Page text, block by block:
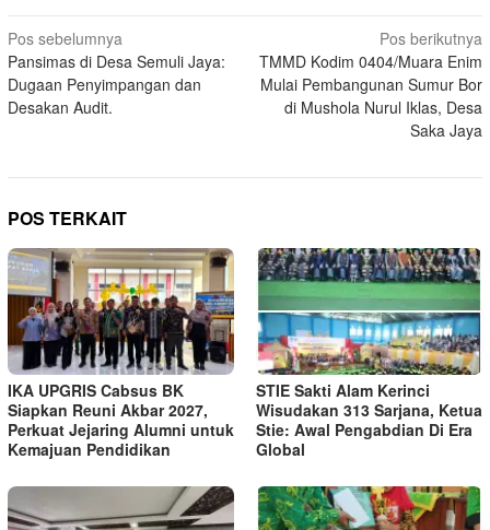
Navigasi
pos
Pos sebelumnya
Pansimas di Desa Semuli Jaya:
Dugaan Penyimpangan dan
Desakan Audit.
Pos berikutnya
TMMD Kodim 0404/Muara Enim
Mulai Pembangunan Sumur Bor
di Mushola Nurul Iklas, Desa
Saka Jaya
POS TERKAIT
IKA UPGRIS Cabsus BK
Siapkan Reuni Akbar 2027,
Perkuat Jejaring Alumni untuk
Kemajuan Pendidikan
STIE Sakti Alam Kerinci
Wisudakan 313 Sarjana, Ketua
Stie: Awal Pengabdian Di Era
Global